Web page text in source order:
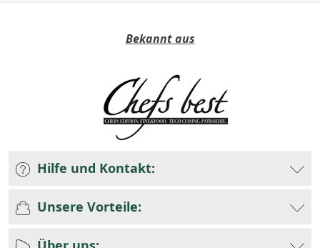
Bekannt aus
Hilfe und Kontakt:
Unsere Vorteile: